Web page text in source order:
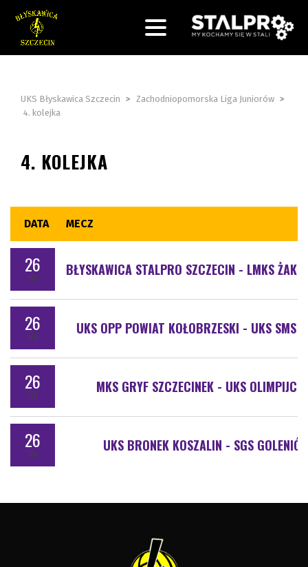
UKS Błyskawica Szczecin > Zachodniopomorska Liga Juniorów >
4. kolejka
4. KOLEJKA
DATA MECZ
26
lis BŁYSKAWICA STALPRO SZCZECIN - LMKS ŻAK
26
lis UKS OPP POWIAT KOŁOBRZESKI - UKS SMS
26
lis MKS GRYF SZCZECINEK - UKS
26
lis UKS BRONEK KOSZALIN - SGS